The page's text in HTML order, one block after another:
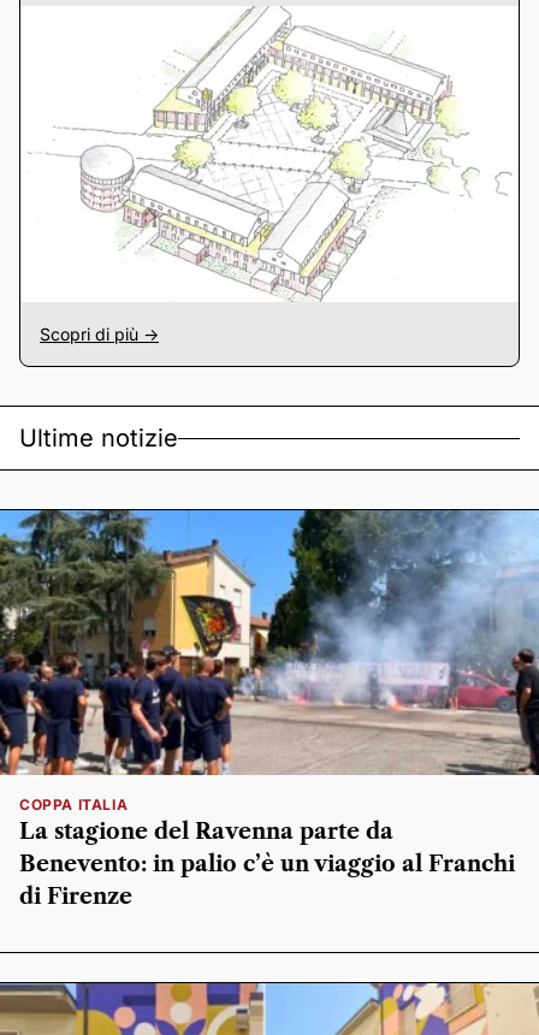
Scopri di più ->
Ultime notizie
COPPA ITALIA
La stagione del Ravenna parte da
Benevento: in palio c’è un viaggio al Franchi
di Firenze